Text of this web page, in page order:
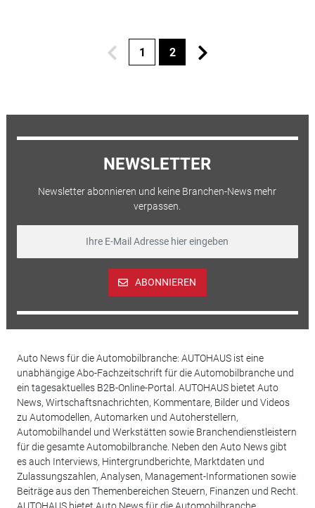
1 2
NEWSLETTER
Newsletter abonnieren und keine Branchen-News mehr
verpassen.
ABONNIEREN
Auto News für die Automobilbranche: AUTOHAUS ist eine
unabhängige Abo-Fachzeitschrift für die Automobilbranche und
ein tagesaktuelles B2B-Online-Portal. AUTOHAUS bietet Auto
News, Wirtschaftsnachrichten, Kommentare, Bilder und Videos
zu Automodellen, Automarken und Autoherstellern,
Automobilhandel und Werkstätten sowie Branchendienstleistern
für die gesamte Automobilbranche. Neben den Auto News gibt
es auch Interviews, Hintergrundberichte, Marktdaten und
Zulassungszahlen, Analysen, Management-Informationen sowie
Beiträge aus den Themenbereichen Steuern, Finanzen und Recht.
AUTOHAUS bietet Auto News für die Automobilbranche.